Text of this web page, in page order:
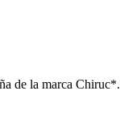
de la marca Chiruc*.